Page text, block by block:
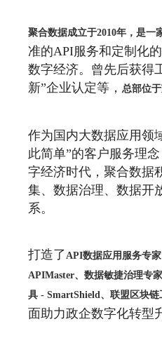
聚合数据成立于2010年，是一
准的API服务和定制化
数字经济。曾先后获得
新”企业认定等， 总部位于
作为国内大数据应用领
此简单”的客户服务理
字经济时代，聚合数据
集、数据治理、数据开
系。
打造了API数据应用服务专
APIMaster、数据敏捷治理专
具 - SmartShield、联盟区块
面助力政企数字化转型